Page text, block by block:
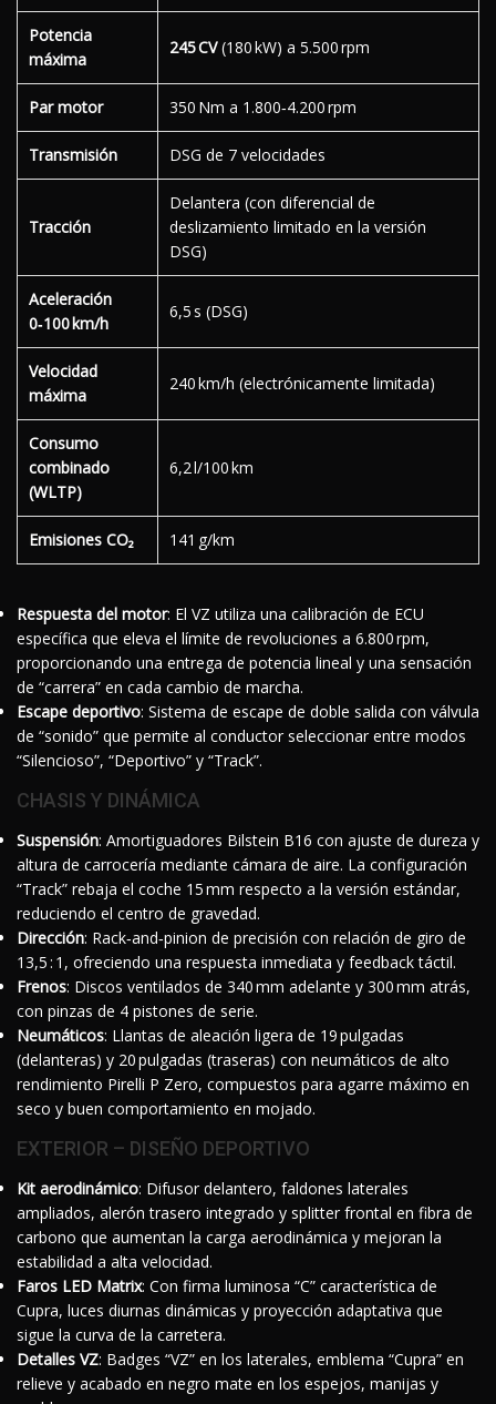
Potencia
máxima
245 CV(180 kW) a 5.500 rpm
Par motor 350 Nm a 1.800‑4.200 rpm
Transmisión DSG de 7 velocidades
Tracción
Delantera (con diferencial de
deslizamiento limitado en la versión
DSG)
Aceleración
0‑100 km/h
6,5 s (DSG)
Velocidad
máxima
240 km/h (electrónicamente limitada)
Consumo
combinado
(WLTP)
6,2 l/100 km
Emisiones CO₂ 141 g/km
Respuesta del motor: El VZ utiliza una calibración de ECU
específica que eleva el límite de revoluciones a 6.800 rpm,
proporcionando una entrega de potencia lineal y una sensación
de “carrera” en cada cambio de marcha.
Escape deportivo: Sistema de escape de doble salida con válvula
de “sonido” que permite al conductor seleccionar entre modos
“Silencioso”, “Deportivo” y “Track”.
CHASIS Y DINÁMICA
Suspensión: Amortiguadores Bilstein B16 con ajuste de dureza y
altura de carrocería mediante cámara de aire. La configuración
“Track” rebaja el coche 15 mm respecto a la versión estándar,
reduciendo el centro de gravedad.
Dirección: Rack‑and‑pinion de precisión con relación de giro de
13,5 : 1, ofreciendo una respuesta inmediata y feedback táctil.
Frenos: Discos ventilados de 340 mm adelante y 300 mm atrás,
con pinzas de 4 pistones de serie.
Neumáticos: Llantas de aleación ligera de 19 pulgadas
(delanteras) y 20 pulgadas (traseras) con neumáticos de alto
rendimiento Pirelli P Zero, compuestos para agarre máximo en
seco y buen comportamiento en mojado.
EXTERIOR – DISEÑO DEPORTIVO
Kit aerodinámico: Difusor delantero, faldones laterales
ampliados, alerón trasero integrado y splitter frontal en fibra de
carbono que aumentan la carga aerodinámica y mejoran la
estabilidad a alta velocidad.
Faros LED Matrix: Con firma luminosa “C” característica de
Cupra, luces diurnas dinámicas y proyección adaptativa que
sigue la curva de la carretera.
Detalles VZ: Badges “VZ” en los laterales, emblema “Cupra” en
relieve y acabado en negro mate en los espejos, manijas y